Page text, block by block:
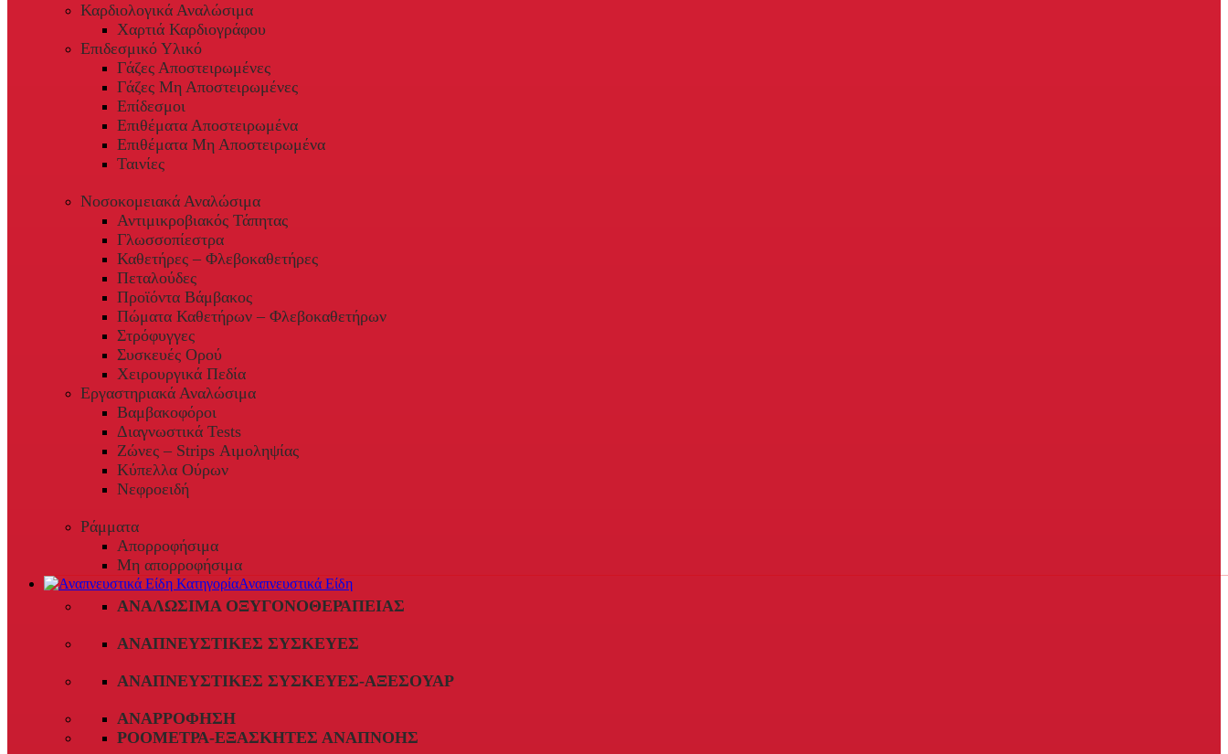
Καρδιολογικά Αναλώσιμα
Χαρτιά Καρδιογράφου
Επιδεσμικό Υλικό
Γάζες Αποστειρωμένες
Γάζες Μη Αποστειρωμένες
Επίδεσμοι
Επιθέματα Αποστειρωμένα
Επιθέματα Μη Αποστειρωμένα
Ταινίες
Νοσοκομειακά Αναλώσιμα
Αντιμικροβιακός Τάπητας
Γλωσσοπίεστρα
Καθετήρες – Φλεβοκαθετήρες
Πεταλούδες
Προϊόντα Βάμβακος
Πώματα Καθετήρων – Φλεβοκαθετήρων
Στρόφυγγες
Συσκευές Ορού
Χειρουργικά Πεδία
Εργαστηριακά Αναλώσιμα
Βαμβακοφόροι
Διαγνωστικά Tests
Ζώνες – Strips Αιμοληψίας
Κύπελλα Ούρων
Νεφροειδή
Ράμματα
Απορροφήσιμα
Μη απορροφήσιμα
Αναπνευστικά Είδη
ΑΝΑΛΏΣΙΜΑ ΟΞΥΓΟΝΟΘΕΡΑΠΕΊΑΣ
ΑΝΑΠΝΕΥΣΤΙΚΈΣ ΣΥΣΚΕΥΈΣ
ΑΝΑΠΝΕΥΣΤΙΚΈΣ ΣΥΣΚΕΥΈΣ-ΑΞΕΣΟΥΆΡ
ΑΝΑΡΡΌΦΗΣΗ
ΡΟΌΜΕΤΡΑ-ΕΞΑΣΚΗΤΈΣ ΑΝΑΠΝΟΉΣ